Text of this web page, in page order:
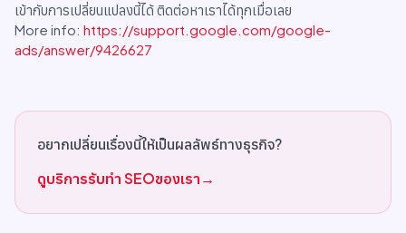
เข้ากับการเปลี่ยนแปลงนี้ได้ ติดต่อหาเราได้ทุกเมื่อเลย
More info: https://support.google.com/google-
ads/answer/9426627
อยากเปลี่ยนเรื่องนี้ให้เป็นผลลัพธ์ทางธุรกิจ?
ดูบริการรับทำ SEOของเรา→